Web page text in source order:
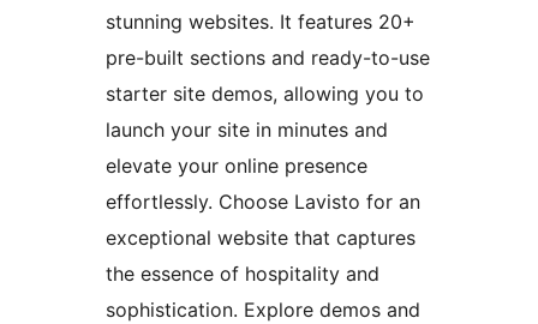
stunning websites. It features 20+
pre-built sections and ready-to-use
starter site demos, allowing you to
launch your site in minutes and
elevate your online presence
effortlessly. Choose Lavisto for an
exceptional website that captures
the essence of hospitality and
sophistication. Explore demos and